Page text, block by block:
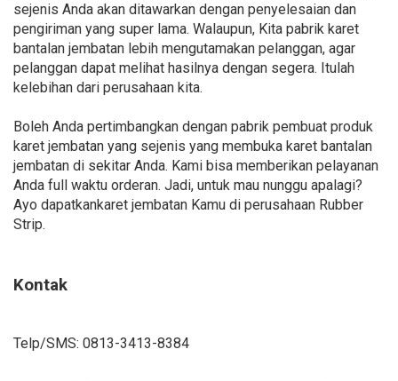
sejenis Anda akan ditawarkan dengan penyelesaian dan
pengiriman yang super lama. Walaupun, Kita pabrik karet
bantalan jembatan lebih mengutamakan pelanggan, agar
pelanggan dapat melihat hasilnya dengan segera. Itulah
kelebihan dari perusahaan kita.
Boleh Anda pertimbangkan dengan pabrik pembuat produk
karet jembatan yang sejenis yang membuka karet bantalan
jembatan di sekitar Anda. Kami bisa memberikan pelayanan
Anda full waktu orderan. Jadi, untuk mau nunggu apalagi?
Ayo dapatkankaret jembatan Kamu di perusahaan Rubber
Strip.
Kontak
Telp/SMS: 0813-3413-8384